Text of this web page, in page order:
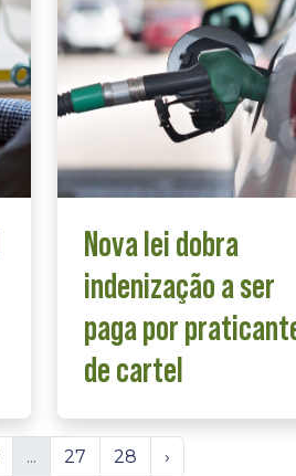
Nova lei dobra
indenização a ser
paga por
de cartel
... 27 28 ›